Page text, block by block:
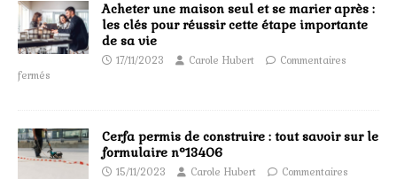
Acheter une maison seul et se marier après :
les clés pour réussir cette étape importante
de sa vie
17/11/2023 Carole Hubert
Commentaires
fermés
Cerfa permis de construire : tout savoir sur le
formulaire n°13406
15/11/2023 Carole Hubert
Commentaires